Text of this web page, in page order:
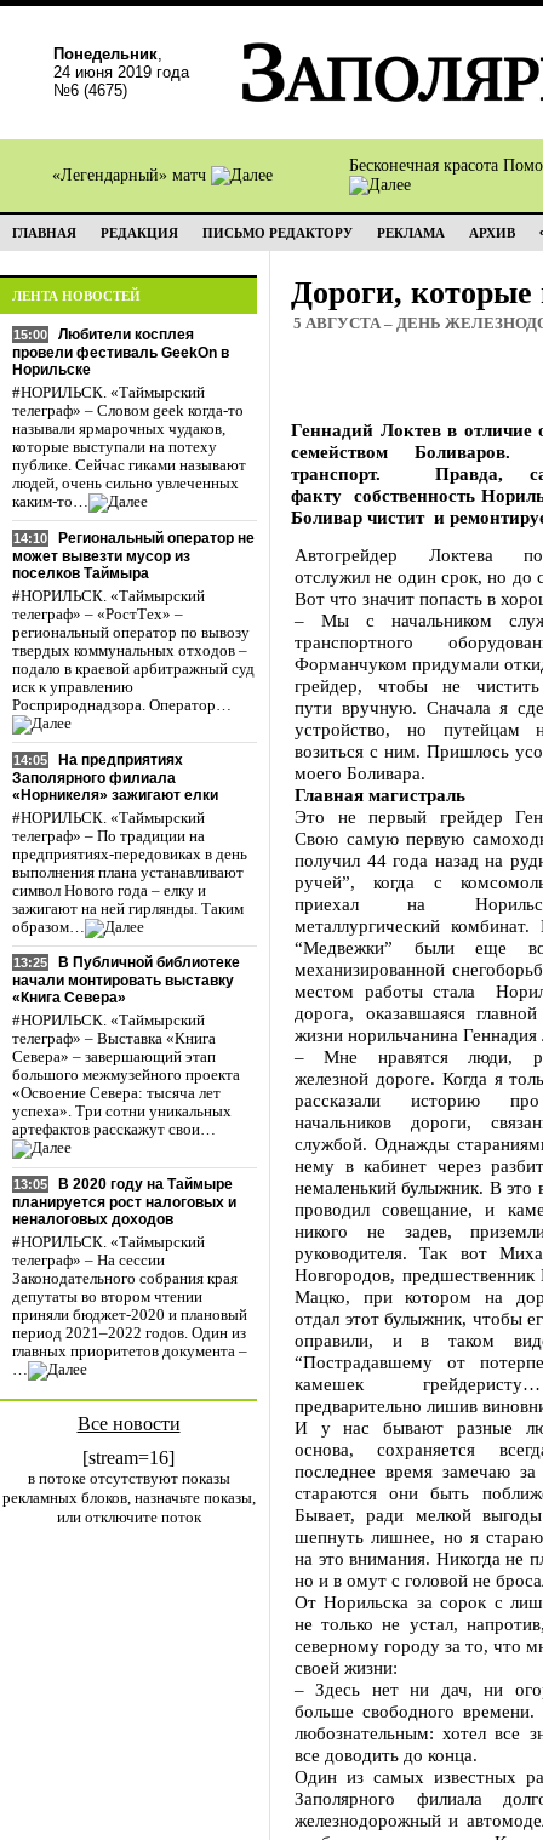
Понедельник,
24 июня 2019 года
№6 (4675)
«Легендарный» матч
Бесконечная красота
ГЛАВНАЯ РЕДАКЦИЯ ПИСЬМО РЕДАКТОРУ РЕКЛАМА АРХИВ
ЛЕНТА НОВОСТЕЙ
15:00
Любители косплея
провели фестиваль GeekOn в
Норильске
#НОРИЛЬСК. «Таймырский
телеграф» – Словом geek когда-то
называли ярмарочных чудаков,
которые выступали на потеху
публике. Сейчас гиками называют
людей, очень сильно увлеченных
каким-то…
14:10
Региональный оператор не
может вывезти мусор из
поселков Таймыра
#НОРИЛЬСК. «Таймырский
телеграф» – «РостТех» –
региональный оператор по вывозу
твердых коммунальных отходов –
подало в краевой арбитражный суд
иск к управлению
Росприроднадзора. Оператор…
14:05
На предприятиях
Заполярного филиала
«Норникеля» зажигают елки
#НОРИЛЬСК. «Таймырский
телеграф» – По традиции на
предприятиях-передовиках в день
выполнения плана устанавливают
символ Нового года – елку и
зажигают на ней гирлянды. Таким
образом…
13:25
В Публичной библиотеке
начали монтировать выставку
«Книга Севера»
#НОРИЛЬСК. «Таймырский
телеграф» – Выставка «Книга
Севера» – завершающий этап
большого межмузейного проекта
«Освоение Севера: тысяча лет
успеха». Три сотни уникальных
артефактов расскажут свои…
13:05
В 2020 году на Таймыре
планируется рост налоговых и
неналоговых доходов
#НОРИЛЬСК. «Таймырский
телеграф» – На сессии
Законодательного собрания края
депутаты во втором чтении
приняли бюджет-2020 и плановый
период 2021–2022 годов. Один из
главных приоритетов документа –
…
Все новости
[stream=16]
в потоке отсутствуют показы
рекламных блоков, назначьте показы,
или отключите поток
Дороги,
5 АВГУСТА – ДЕНЬ
Геннадий Локтев в отличие
семейством
транспорт. Правда,
факту собственность
Боливар чистит и
Автогрейдер Локтева
отслужил не один срок, но до
Вот что значит попасть в
– Мы с начальником
транспортного
Форманчуком придумали
грейдер, чтобы не
пути вручную. Сначала я
устройство, но путейцам
возиться с ним. Пришлось
моего Боливара.
Главная магистраль
Это не первый грейдер
Свою самую первую
получил 44 года назад на
ручей”, когда с
приехал на
металлургический
“Медвежки” были еще
механизированной
местом работы стала
дорога, оказавшаяся
жизни норильчанина Геннадия
– Мне нравятся люди,
железной дороге. Когда я
рассказали историю
начальников дороги,
службой. Однажды
нему в кабинет через
немаленький булыжник. В это
проводил совещание, и
никого не задев,
руководителя. Так вот
Новгородов, предшественник
Мацко, при котором на
отдал этот булыжник, чтобы
оправили, и в таком
“Пострадавшему от
камешек
предварительно лишив
И у нас бывают разные
основа, сохраняется
последнее время замечаю
стараются они быть
Бывает, ради мелкой
шепнуть лишнее, но я
на это внимания. Никогда не
но и в омут с головой не
От Норильска за сорок с
не только не устал,
северному городу за то, что
своей жизни:
– Здесь нет ни дач, ни
больше свободного
любознательным: хотел все
все доводить до конца.
Один из самых известных
Заполярного филиала
железнодорожный и